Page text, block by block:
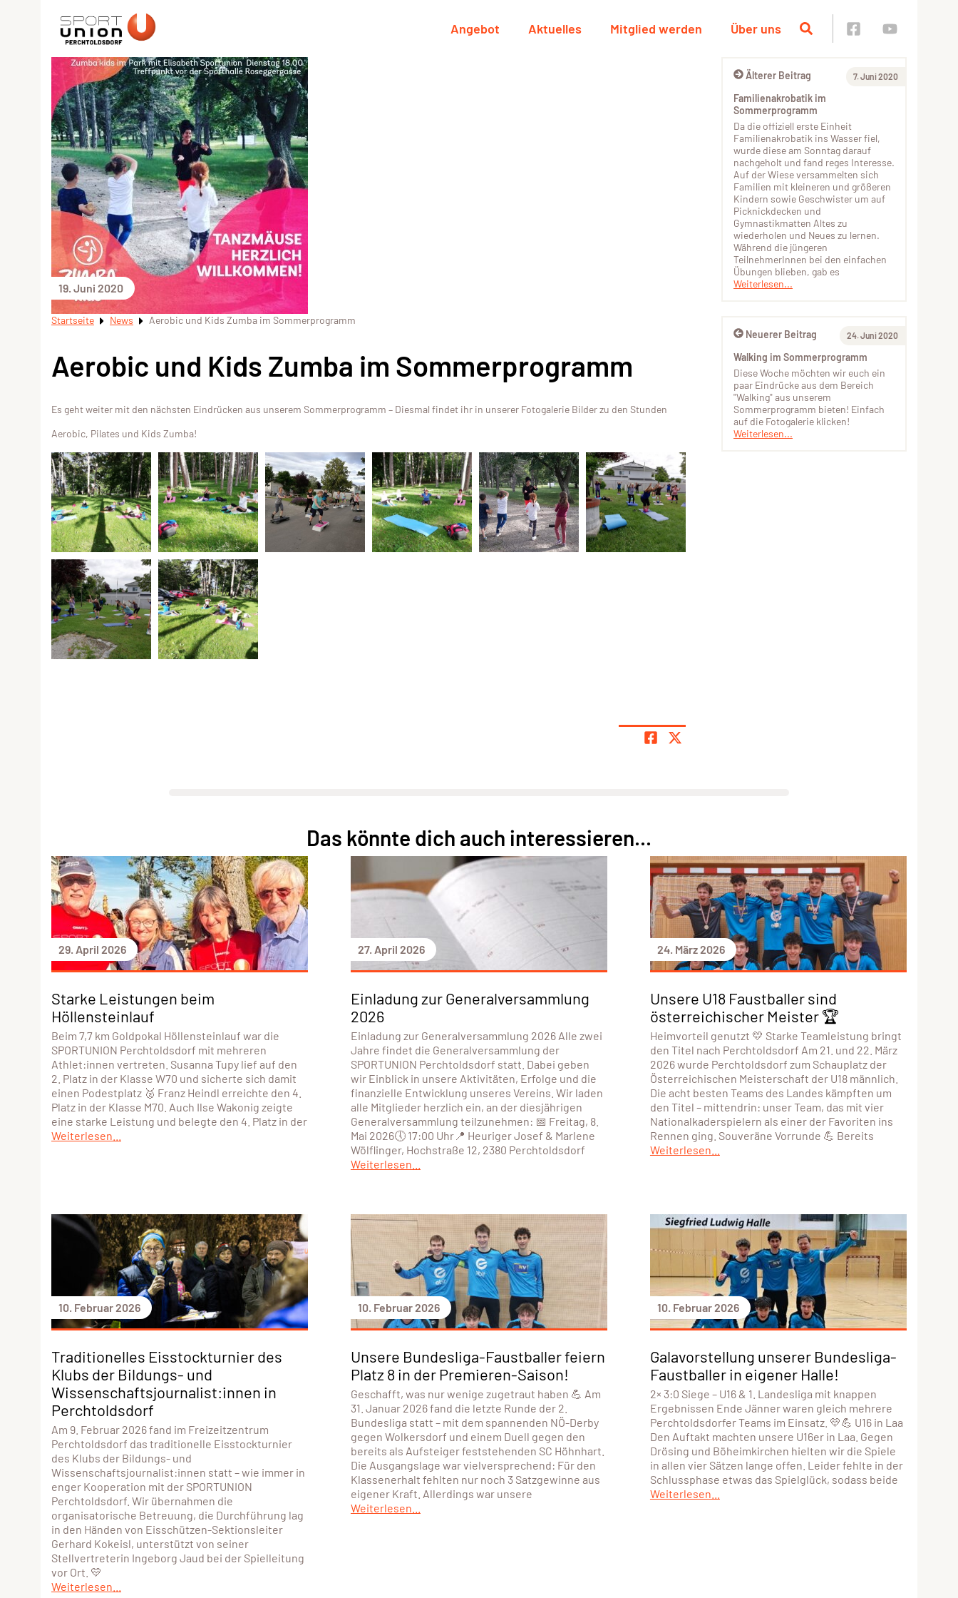
Angebot Aktuelles Mitglied werden Über uns
19. Juni 2020
Startseite News Aerobic und Kids Zumba im Sommerprogramm
Aerobic und Kids Zumba im Sommerprogramm
Es geht weiter mit den nächsten Eindrücken aus unserem Sommerprogramm – Diesmal findet ihr in unserer Fotogalerie Bilder zu den Stunden
Aerobic, Pilates und Kids Zumba!
Älterer Beitrag 7. Juni 2020
Familienakrobatik im
Sommerprogramm
Da die offiziell erste Einheit
Familienakrobatik ins Wasser fiel,
wurde diese am Sonntag darauf
nachgeholt und fand reges Interesse.
Auf der Wiese versammelten sich
Familien mit kleineren und größeren
Kindern sowie Geschwister um auf
Picknickdecken und
Gymnastikmatten Altes zu
wiederholen und Neues zu lernen.
Während die jüngeren
TeilnehmerInnen bei den einfachen
Übungen blieben, gab es
Weiterlesen...
Neuerer Beitrag 24. Juni 2020
Walking im Sommerprogramm
Diese Woche möchten wir euch ein
paar Eindrücke aus dem Bereich
"Walking" aus unserem
Sommerprogramm bieten! Einfach
auf die Fotogalerie klicken!
Weiterlesen...
Das könnte dich auch interessieren...
29. April 2026
Starke Leistungen beim
Höllensteinlauf
Beim 7,7 km Goldpokal Höllensteinlauf war die
SPORTUNION Perchtoldsdorf mit mehreren
Athlet:innen vertreten. Susanna Tupy lief auf den
2. Platz in der Klasse W70 und sicherte sich damit
einen Podestplatz 🥈 Franz Heindl erreichte den 4.
Platz in der Klasse M70. Auch Ilse Wakonig zeigte
eine starke Leistung und belegte den 4. Platz in der
Weiterlesen...
27. April 2026
Einladung zur Generalversammlung
2026
Einladung zur Generalversammlung 2026 Alle zwei
Jahre findet die Generalversammlung der
SPORTUNION Perchtoldsdorf statt. Dabei geben
wir Einblick in unsere Aktivitäten, Erfolge und die
finanzielle Entwicklung unseres Vereins. Wir laden
alle Mitglieder herzlich ein, an der diesjährigen
Generalversammlung teilzunehmen: 📅 Freitag, 8.
Mai 2026🕔 17:00 Uhr📍 Heuriger Josef & Marlene
Wölflinger, Hochstraße 12, 2380 Perchtoldsdorf
Weiterlesen...
24. März 2026
Unsere U18 Faustballer sind
österreichischer Meister 🏆
Heimvorteil genutzt 💛 Starke Teamleistung bringt
den Titel nach Perchtoldsdorf Am 21. und 22. März
2026 wurde Perchtoldsdorf zum Schauplatz der
Österreichischen Meisterschaft der U18 männlich.
Die acht besten Teams des Landes kämpften um
den Titel – mittendrin: unser Team, das mit vier
Nationalkaderspielern als einer der Favoriten ins
Rennen ging. Souveräne Vorrunde 💪 Bereits
Weiterlesen...
10. Februar 2026
Traditionelles Eisstockturnier des
Klubs der Bildungs- und
Wissenschaftsjournalist:innen in
Perchtoldsdorf
Am 9. Februar 2026 fand im Freizeitzentrum
Perchtoldsdorf das traditionelle Eisstockturnier
des Klubs der Bildungs- und
Wissenschaftsjournalist:innen statt – wie immer in
enger Kooperation mit der SPORTUNION
Perchtoldsdorf. Wir übernahmen die
organisatorische Betreuung, die Durchführung lag
in den Händen von Eisschützen-Sektionsleiter
Gerhard Kokeisl, unterstützt von seiner
Stellvertreterin Ingeborg Jaud bei der Spielleitung
vor Ort. 💛
Weiterlesen...
10. Februar 2026
Unsere Bundesliga-Faustballer feiern
Platz 8 in der Premieren-Saison!
Geschafft, was nur wenige zugetraut haben 💪 Am
31. Januar 2026 fand die letzte Runde der 2.
Bundesliga statt – mit dem spannenden NÖ-Derby
gegen Wolkersdorf und einem Duell gegen den
bereits als Aufsteiger feststehenden SC Höhnhart.
Die Ausgangslage war vielversprechend: Für den
Klassenerhalt fehlten nur noch 3 Satzgewinne aus
eigener Kraft. Allerdings war unsere
Weiterlesen...
10. Februar 2026
Galavorstellung unserer Bundesliga-
Faustballer in eigener Halle!
2× 3:0 Siege – U16 & 1. Landesliga mit knappen
Ergebnissen Ende Jänner waren gleich mehrere
Perchtoldsdorfer Teams im Einsatz. 💛💪 U16 in Laa
Den Auftakt machten unsere U16er in Laa. Gegen
Drösing und Böheimkirchen hielten wir die Spiele
in allen vier Sätzen lange offen. Leider fehlte in der
Schlussphase etwas das Spielglück, sodass beide
Weiterlesen...